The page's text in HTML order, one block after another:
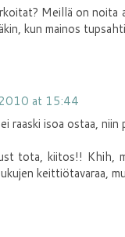
Meillä on noita
kun mainos
at 15:44
raaski isoa ostaa, niin
tota, kiitos!! Khih,
keittiötavaraa,